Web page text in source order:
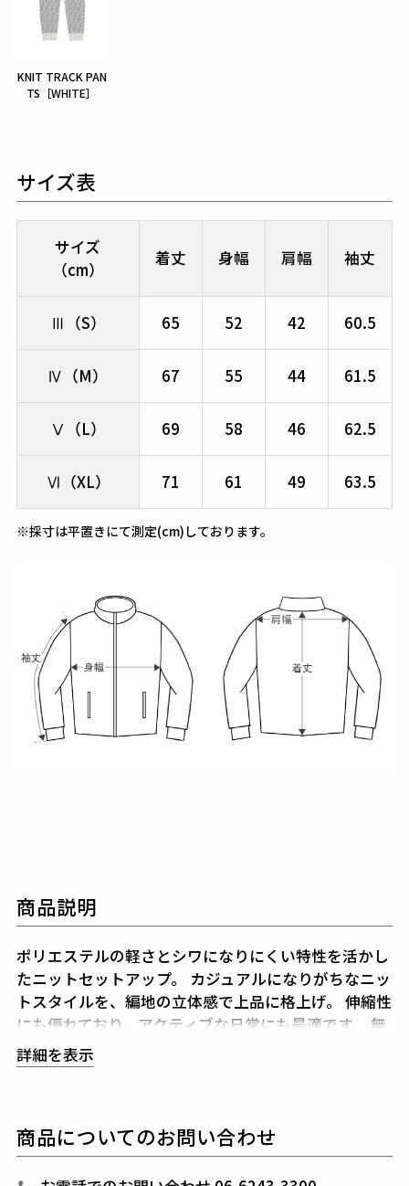
KNIT TRACK PAN
TS［WHITE］
サイズ表
サイズ
（cm）
着丈 身幅 肩幅 袖丈
Ⅲ（S） 65 52 42 60.5
Ⅳ（M） 67 55 44 61.5
Ⅴ（L） 69 58 46 62.5
Ⅵ（XL） 71 61 49 63.5
※採寸は平置きにて測定(cm)しております。
商品説明
ポリエステルの軽さとシワになりにくい特性を活かし
たニットセットアップ。 カジュアルになりがちなニッ
トスタイルを、編地の立体感で上品に格上げ。 伸縮性
にも優れており、アクティブな日常にも最適です。 無
駄をそぎ落としたシルエットで、大人の余裕を感じさ
せ、ラグジュアリーな素材使いと端正なデザインが、
プで纏えば統一感あふれる装いに、単品では自在なス
タイリングを叶えます。
詳細を表示
商品についてのお問い合わせ